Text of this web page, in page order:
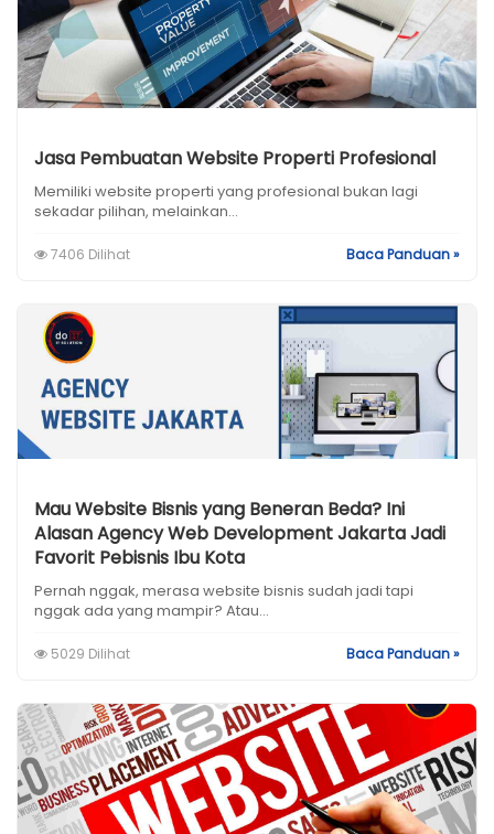
Jasa Pembuatan Website Properti Profesional
Memiliki website properti yang profesional bukan lagi
sekadar pilihan, melainkan...
7406 Dilihat Baca Panduan »
Mau Website Bisnis yang Beneran Beda? Ini
Alasan Agency Web Development Jakarta Jadi
Favorit Pebisnis Ibu Kota
Pernah nggak, merasa website bisnis sudah jadi tapi
nggak ada yang mampir? Atau...
5029 Dilihat Baca Panduan »